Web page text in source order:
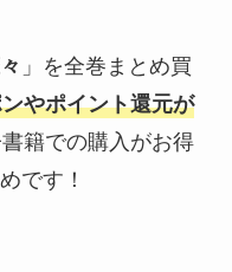
」を全巻まとめ買
やポイント還元が
籍での購入がお得
です！